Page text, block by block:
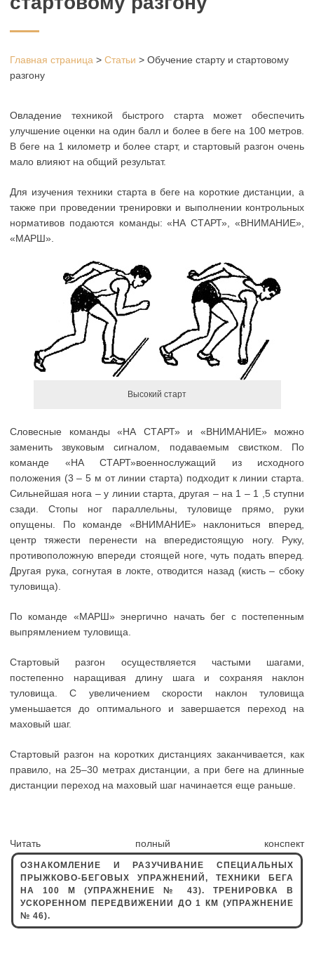
Главная страница > Статьи > Обучение старту и стартовому
разгону
Овладение техникой быстрого старта может обеспечить
улучшение оценки на один балл и более в беге на 100 метров.
В беге на 1 километр и более старт, и стартовый разгон очень
мало влияют на общий результат.
Для изучения техники старта в беге на короткие дистанции, а
также при проведении тренировки и выполнении контрольных
нормативов подаются команды: «НА СТАРТ», «ВНИМАНИЕ»,
«МАРШ».
Высокий старт
Словесные команды «НА СТАРТ» и «ВНИМАНИЕ» можно
заменить звуковым сигналом, подаваемым свистком. По
команде «НА СТАРТ»военнослужащий из исходного
положения (3 – 5 м от линии старта) подходит к линии старта.
Сильнейшая нога – у линии старта, другая – на 1 – 1 ,5 ступни
сзади. Стопы ног параллельны, туловище прямо, руки
опущены. По команде «ВНИМАНИЕ» наклониться вперед,
центр тяжести перенести на впередистоящую ногу. Руку,
противоположную впереди стоящей ноге, чуть подать вперед.
Другая рука, согнутая в локте, отводится назад (кисть – сбоку
туловища).
По команде «МАРШ» энергично начать бег с постепенным
выпрямлением туловища.
Стартовый разгон осуществляется частыми шагами,
постепенно наращивая длину шага и сохраняя наклон
туловища. С увеличением скорости наклон туловища
уменьшается до оптимального и завершается переход на
маховый шаг.
Стартовый разгон на коротких дистанциях заканчивается, как
правило, на 25–30 метрах дистанции, а при беге на длинные
дистанции переход на маховый шаг начинается еще раньше.
Читать полный конспект
ОЗНАКОМЛЕНИЕ И РАЗУЧИВАНИЕ СПЕЦИАЛЬНЫХ
ПРЫЖКОВО-БЕГОВЫХ УПРАЖНЕНИЙ, ТЕХНИКИ БЕГА
НА 100 М (УПРАЖНЕНИЕ № 43). ТРЕНИРОВКА В
УСКОРЕННОМ ПЕРЕДВИЖЕНИИ ДО 1 КМ (УПРАЖНЕНИЕ
№ 46).